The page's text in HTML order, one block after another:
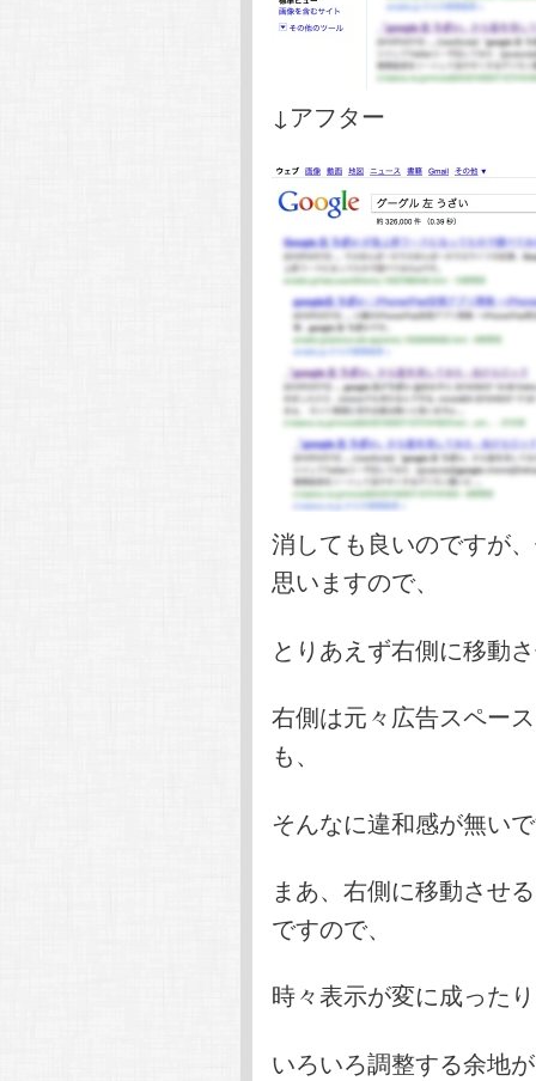
↓アフター
消しても良いのですが
思いますので、
とりあえず右側に移動
右側は元々広告スペー
も、
そんなに違和感が無い
まあ、右側に移動させ
ですので、
時々表示が変に成った
いろいろ調整する余地